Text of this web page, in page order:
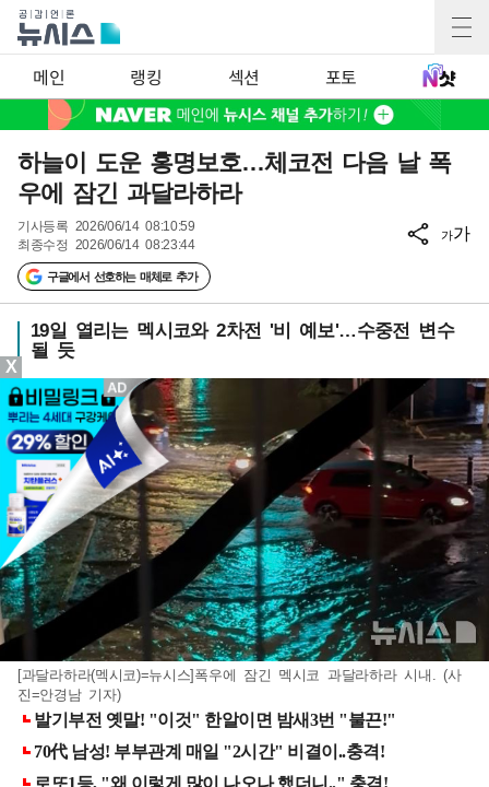
메인 랭킹 섹션 포토
하늘이 도운 홍명보호…체코전 다음 날 폭
우에 잠긴 과달라하라
기사등록 2026/06/14 08:10:59
최종수정 2026/06/14 08:23:44
구글에서 선호하는 매체로 추가
가가
19일 열리는 멕시코와 2차전 '비 예보'…수중전 변수
될 듯
[과달라하라(멕시코)=뉴시스]폭우에 잠긴 멕시코 과달라하라 시내. (사
진=안경남 기자)
X